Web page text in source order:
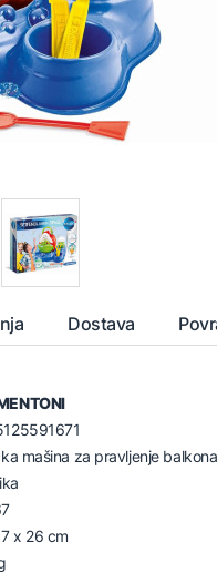
Dostava
mašina za pravljenje
x 26 cm